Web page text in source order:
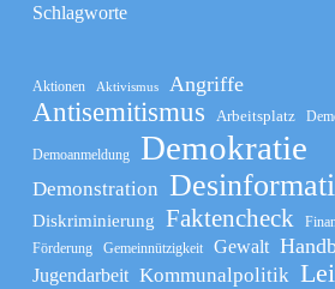
Schlagworte
Aktionen Aktivismus Angriffe
Antisemitismus Arbeitsplatz
Demoanmeldung Demokratie
Demonstration
Diskriminierung Faktencheck
Förderung
Gemeinnützigkeit Gewalt
Jugendarbeit Kommunalpolitik